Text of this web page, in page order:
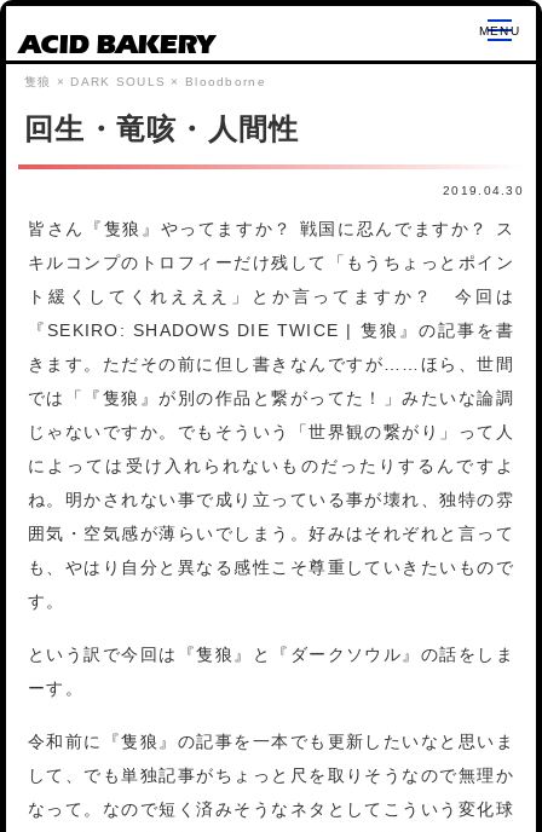
ACID BAKERY
回生・竜咳・人間性
2019.04.30
皆さん『隻狼』やってますか？ 戦国に忍んでますか？ ス
キルコンプのトロフィーだけ残して「もうちょっとポイン
ト緩くしてくれえええ」とか言ってますか？ 今回は
『SEKIRO: SHADOWS DIE TWICE | 隻狼』の記事を書
きます。ただその前に但し書きなんですが……ほら、世間
では「『隻狼』が別の作品と繋がってた！」みたいな論調
じゃないですか。でもそういう「世界観の繋がり」って人
によっては受け入れられないものだったりするんですよ
ね。明かされない事で成り立っている事が壊れ、独特の雰
囲気・空気感が薄らいでしまう。好みはそれぞれと言って
も、やはり自分と異なる感性こそ尊重していきたいもので
す。
という訳で今回は『隻狼』と『ダークソウル』の話をしま
ーす。
令和前に『隻狼』の記事を一本でも更新したいなと思いま
して、でも単独記事がちょっと尺を取りそうなので無理か
なって。なので短く済みそうなネタとしてこういう変化球